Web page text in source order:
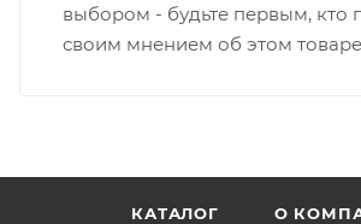
выбором - будьте первым, кто
своим мнением об этом товаре
КАТАЛОГ О